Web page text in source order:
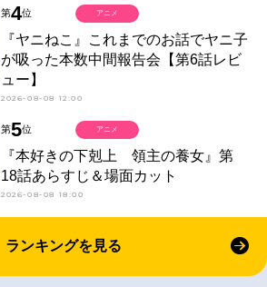
第4位
『ヤニねこ』これまでのお話でヤニ子
が吸った本数中間報告会【第6話レビ
ュー】
2026-08-08 12:00
アニメ
第5位
『本好きの下剋上 領主の養女』第
18話あらすじ＆場面カット
2026-08-08 18:00
アニメ
ランキングを見る